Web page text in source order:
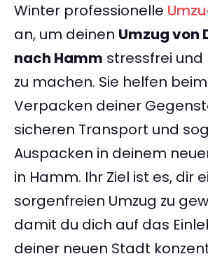
Winter professionelle
an, um deinen Umzug von
nach Hamm stressfrei
zu machen. Sie helfen
Verpacken deiner
sicheren Transport und
Auspacken in deinem
in Hamm. Ihr Ziel ist es, dir
sorgenfreien Umzug zu
damit du dich auf das
deiner neuen Stadt